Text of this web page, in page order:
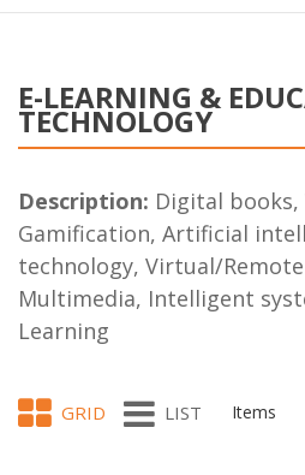
E-LEARNING &
TECHNOLOGY
Description: Digital
Gamification, Artificial
technology, Virtual/
Multimedia, Intelligent
Learning
GRID LIST Items